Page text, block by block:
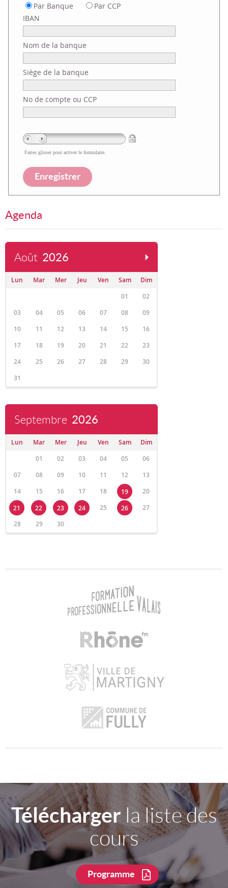
Par Banque
Par CCP
IBAN
Nom de la banque
Siège de la banque
No de compte ou CCP
Faites glisser pour activer le formulaire.
Agenda
Août 2026
Lun Mar Mer Jeu Ven Sam
Dim
01
02
03
04 05 06 07 08
09
10
11 12 13 14 15
16
17
18 19 20 21 22
23
24
25 26 27 28 29
30
31
Septembre 2026
Lun Mar Mer Jeu Ven Sam
Dim
01
02 03 04 05
06
07
08 09 10 11 12
13
14
15 16 17 18 19
20
21
22 23 24 25 26
27
28
29 30
Téléchargerla liste des
cours
Programme